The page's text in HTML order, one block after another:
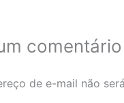
comentário
de e-mail não